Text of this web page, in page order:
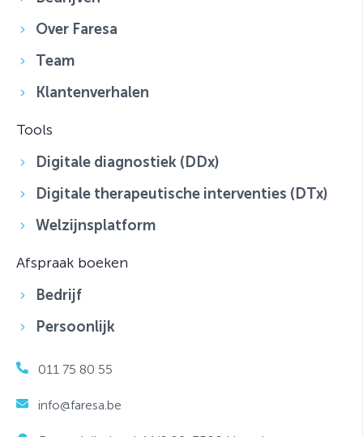
Over Faresa
Team
Klantenverhalen
Tools
Digitale diagnostiek (DDx)
Digitale therapeutische interventies (DTx)
Welzijnsplatform
Afspraak boeken
Bedrijf
Persoonlijk
011 75 80 55
info@faresa.be